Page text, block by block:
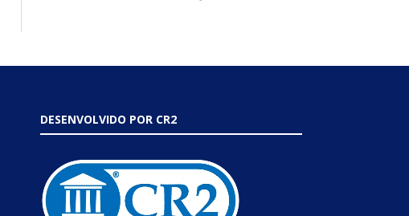
DESENVOLVIDO POR CR2